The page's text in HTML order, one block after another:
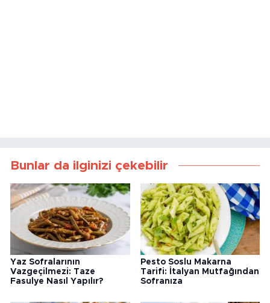
Bunlar da ilginizi çekebilir
Yaz Sofralarının
Vazgeçilmezi: Taze
Fasulye Nasıl Yapılır?
Pesto Soslu Makarna
Tarifi: İtalyan Mutfağından
Sofranıza